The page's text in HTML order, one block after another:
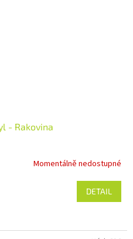
- Rakovina
Momentálně nedostupné
DETAIL